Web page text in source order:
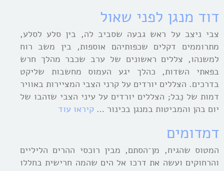
דוד מנגן לפני שאול
צבי ניצב על ראש גבעה שסביב לה, בין סלע לסלע,
מתרוממים דקלים שכפותיהם אוספות, בין משב רוח
למשנהו, צללים ראשונים של ערב שכבר מהלך חרש
בפאתי השדות, כהלך יגע העמוס מחשבות שליקט
בדרכים. הצללים יורדים על קרני הצבי המציירות באוויר
דמות של נֵבל; הצללים יורדים על עיני הצבי שזהבו של
יום בהן והמביטות במנגן בכינור … קיראו עוד
דמדומים
המטוס שהגיח, מן־הסתם, מבין רוכסי ההרים הליליים
והרחוקים ועשה את דרכו אל הים שהמה חרישית בחללו